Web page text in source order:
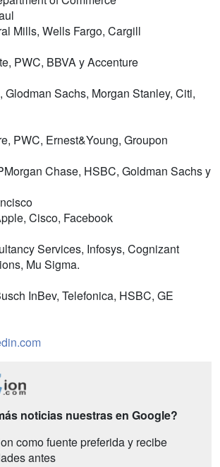
Mills, Wells Fargo, Cargill
PWC, BBVA y Accenture
Glodman Sachs, Morgan Stanley, Citi,
PWC, Ernest&Young, Groupon
Chase, HSBC, Goldman Sachs y
Cisco, Facebook
Services, Infosys, Cognizant
Mu Sigma.
InBev, Telefonica, HSBC, GE
noticias nuestras en Google?
como fuente preferida y recibe
antes